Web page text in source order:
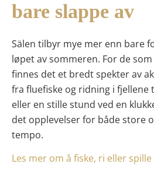
bare slappe av
Sälen tilbyr mye mer enn bare
løpet av sommeren. For de
finnes det et bredt spekter av
fra fluefiske og ridning i fjellene
eller en stille stund ved en
det opplevelser for både store
tempo.
Les mer om å fiske, ri eller